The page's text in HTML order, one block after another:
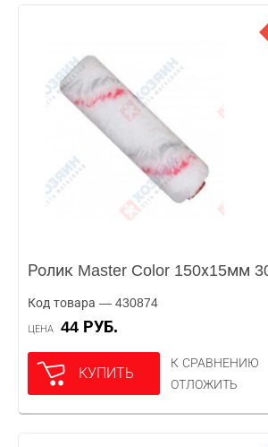
Ролик Master Color 150х15мм
Код товара — 430874
ЦЕНА 44 РУБ.
КУПИТЬ
К СРАВНЕНИЮ
ОТЛОЖИТЬ